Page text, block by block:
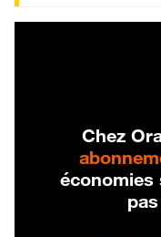
Chez
économies